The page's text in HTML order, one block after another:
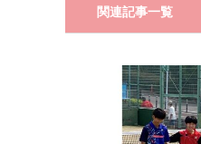
関連記事一覧